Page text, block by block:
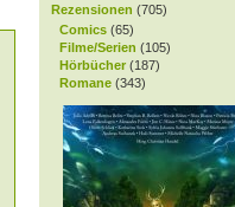
Rezensionen (705)
Comics (65)
Filme/Serien (105)
Hörbücher (187)
Romane (343)